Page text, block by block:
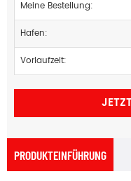
Meine Bestellung:
Hafen:
Vorlaufzeit:
PRODUKTEINFÜHRUNG